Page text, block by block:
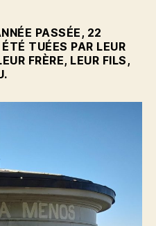
de
Bienne
est
rage
PASSÉE, 22
TUÉES PAR LEUR
FRÈRE, LEUR FILS,